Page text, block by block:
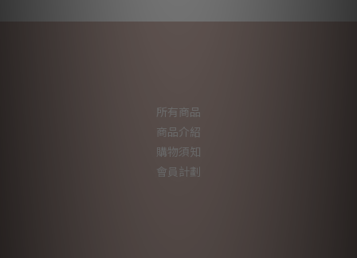
所有商品
商品介紹
購物須知
會員計劃